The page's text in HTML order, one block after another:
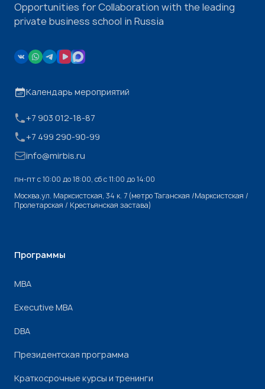
Opportunities for Collaboration with the leading
private business school in Russia
Календарь мероприятий
+7 903 012-18-87
+7 499 290-90-99
info@mirbis.ru
пн-пт с 10:00 до 18:00, cб с 11:00 до 14:00
Москва,ул. Марксистская, 34 к. 7 (метро Таганская /Марксистская /
Пролетарская / Крестьянская застава)
Программы
МВА
Executive MBA
DBA
Президентская программа
Краткосрочные курсы и тренинги